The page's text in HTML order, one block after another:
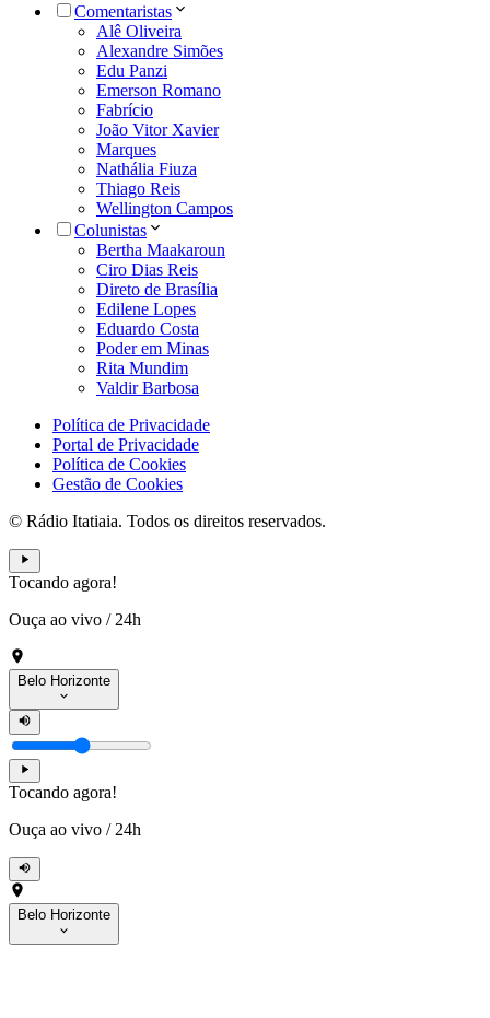
Comentaristas
Alê Oliveira
Alexandre Simões
Edu Panzi
Emerson Romano
Fabrício
João Vitor Xavier
Marques
Nathália Fiuza
Thiago Reis
Wellington Campos
Colunistas
Bertha Maakaroun
Ciro Dias Reis
Direto de Brasília
Edilene Lopes
Eduardo Costa
Poder em Minas
Rita Mundim
Valdir Barbosa
Política de Privacidade
Portal de Privacidade
Política de Cookies
Gestão de Cookies
© Rádio Itatiaia. Todos os direitos reservados.
Tocando agora!
Ouça ao vivo / 24h
Belo Horizonte
Tocando agora!
Ouça ao vivo / 24h
Belo Horizonte